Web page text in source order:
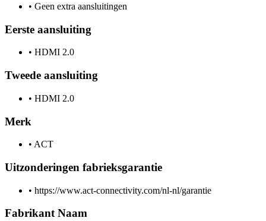
• Geen extra aansluitingen
Eerste aansluiting
• HDMI 2.0
Tweede aansluiting
• HDMI 2.0
Merk
• ACT
Uitzonderingen fabrieksgarantie
• https://www.act-connectivity.com/nl-nl/garantie
Fabrikant Naam